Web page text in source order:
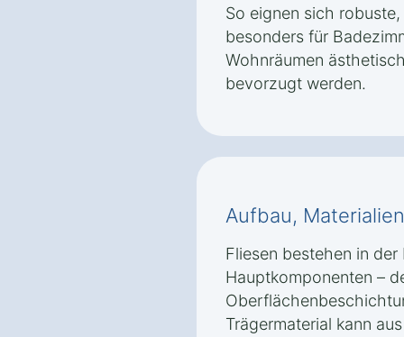
So eignen sich
besonders für
Wohnräumen
bevorzugt werden.
Aufbau,
Fliesen bestehen in der
Hauptkomponenten –
Trägermaterial kann